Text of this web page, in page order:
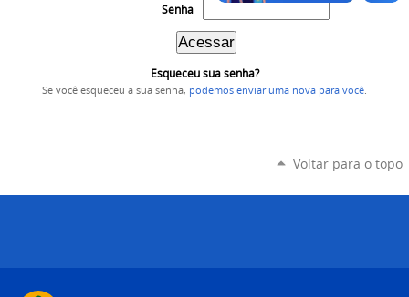
Senha
Esqueceu sua senha?
Se você esqueceu a sua senha, podemos enviar uma nova para você
Voltar para o topo